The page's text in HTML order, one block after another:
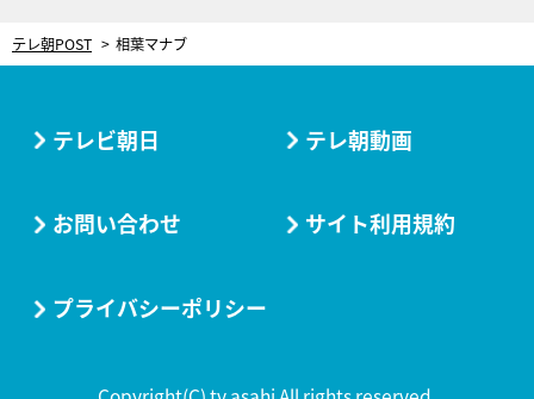
テレ朝POST 相葉マナブ
テレビ朝日 テレ朝動画
お問い合わせ サイト利用規約
プライバシーポリシー